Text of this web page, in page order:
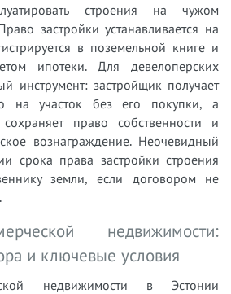
строения на чужом
застройки устанавливается на
в поземельной книге и
ипотеки. Для девелоперских
инструмент: застройщик получает
на участок без его покупки, а
право собственности и
вознаграждение. Неочевидный
срока права застройки строения
земли, если договором не
недвижимости:
и ключевые условия
недвижимости в Эстонии